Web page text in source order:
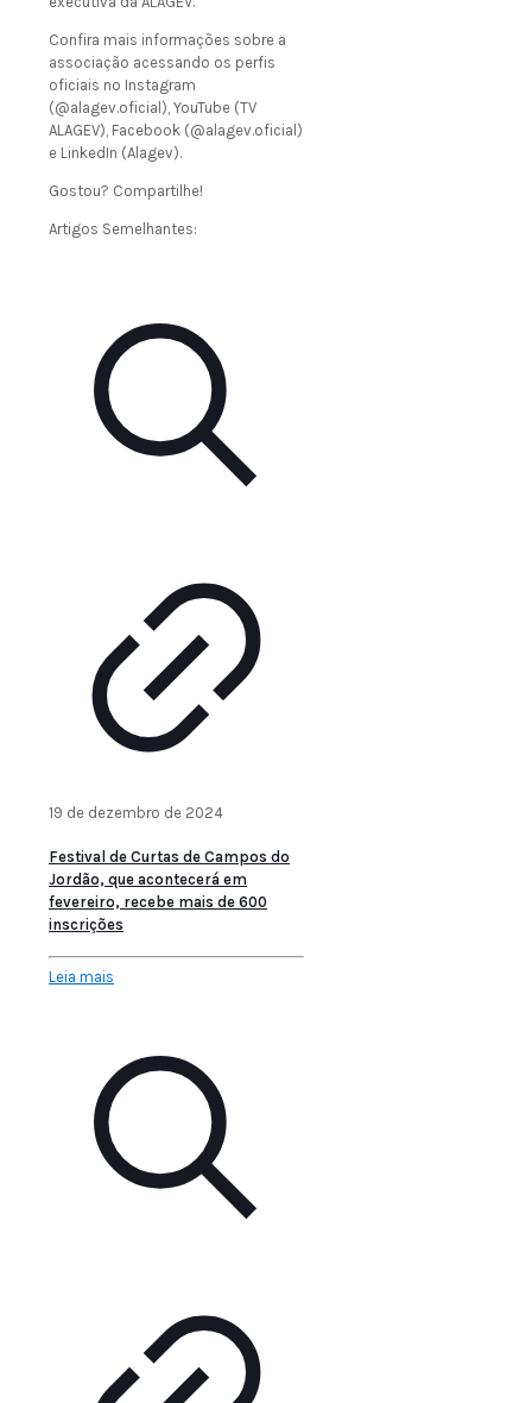
Confira mais informações sobre a
associação acessando os perfis
oficiais no Instagram
(@alagev.oficial), YouTube (TV
ALAGEV), Facebook (@alagev.oficial)
e LinkedIn (Alagev).
Gostou? Compartilhe!
Artigos Semelhantes:
19 de dezembro de 2024
Festival de Curtas de Campos do
Jordão, que acontecerá em
fevereiro, recebe mais de 600
inscrições
Leia mais